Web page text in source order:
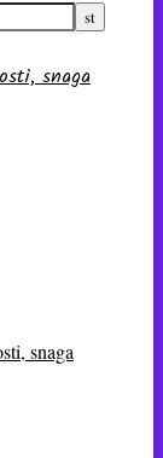
snaga
snaga